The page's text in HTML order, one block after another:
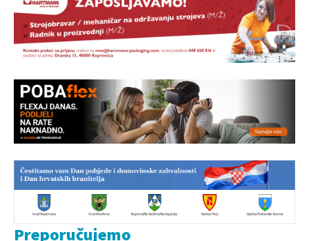
Preporučujemo